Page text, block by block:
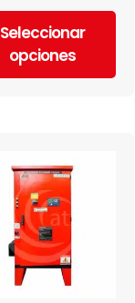
Seleccionar
opciones